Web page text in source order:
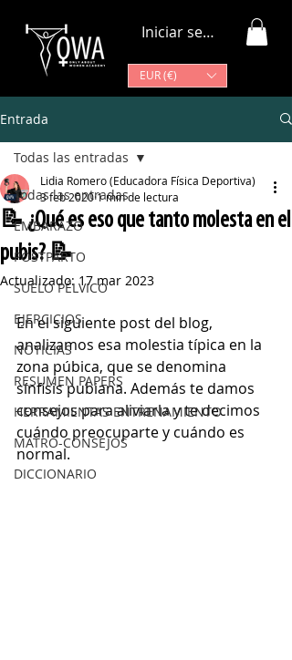
EUR (€)
Iniciar sesión
Entrada
Todas las entradas
EMBARAZO
POSTPARTO
SUELO PÉLVICO
EJERCICIOS
NOTICIAS
RESUMEN PAPERS
HERRAMIENTAS ENTRENAMIENTO
MATRO-CONSEJOS
DICCIONARIO
Todas las entradas
📝 ¿Qué es eso que tanto molesta en el
pubis? 📝
Lidia Romero (Educadora Física Deportiva)
3 feb 20201 min de lectura
Actualizado: 17 mar 2023
En el siguiente post del blog,
analizamos esa molestia típica en la
zona púbica, que se denomina
sínfisis pubiana. Además te damos
consejos para aliviarla y te decimos
cuándo preocuparte y cuándo es
normal.